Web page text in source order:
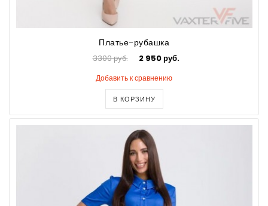
Платье-рубашка
3300 руб. 2 950 руб.
Добавить к сравнению
В КОРЗИНУ